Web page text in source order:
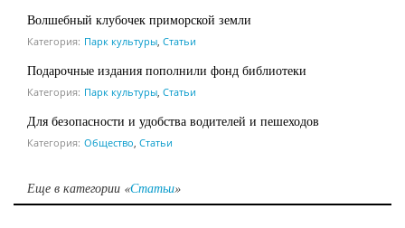
Волшебный клубочек приморской земли
Категория: Парк культуры, Статьи
Подарочные издания пополнили фонд библиотеки
Категория: Парк культуры, Статьи
Для безопасности и удобства водителей и пешеходов
Категория: Общество, Статьи
Еще в категории «Статьи»